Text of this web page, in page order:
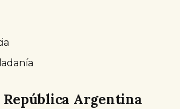
República Argentina